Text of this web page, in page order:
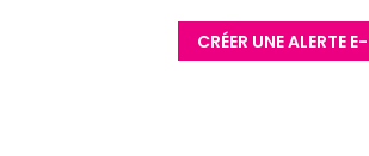
CRÉER UNE ALERTE